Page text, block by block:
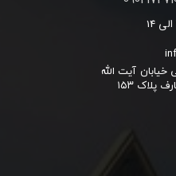
خیابان آیت الله
پلاک ۱۵۳